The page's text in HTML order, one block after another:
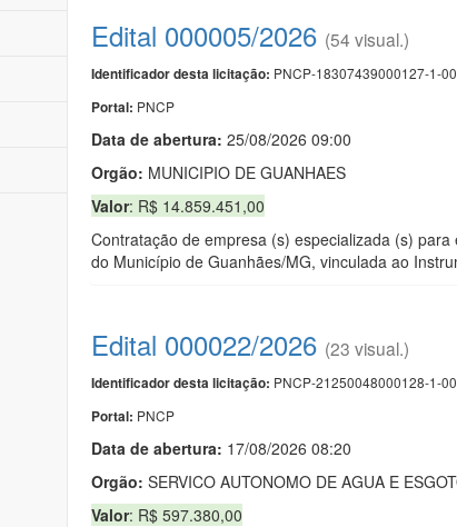
Edital 000005/2026 (54 visual.)
Identificador desta licitação: PNCP-18307439000127-1-
Portal: PNCP
Data de abertura: 25/08/2026 09:00
Orgão: MUNICIPIO DE GUANHAES
Valor: R$ 14.859.451,00
Contratação de empresa (s) especializada (s)
do Município de Guanhães/MG, vinculada ao
Edital 000022/2026 (23 visual.)
Identificador desta licitação: PNCP-21250048000128-1-
Portal: PNCP
Data de abertura: 17/08/2026 08:20
Orgão: SERVICO AUTONOMO DE AGUA E
Valor: R$ 597.380,00